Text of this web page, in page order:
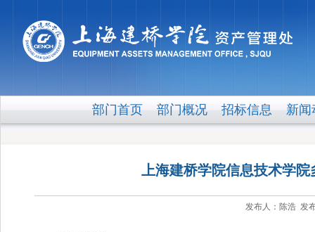
部门首页 部门概况 招标信息 新闻
上海建桥学院信息技术学
发布人：陈浩 发